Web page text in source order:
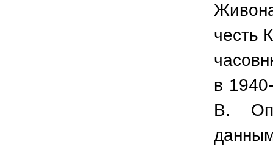
честь
в
В.